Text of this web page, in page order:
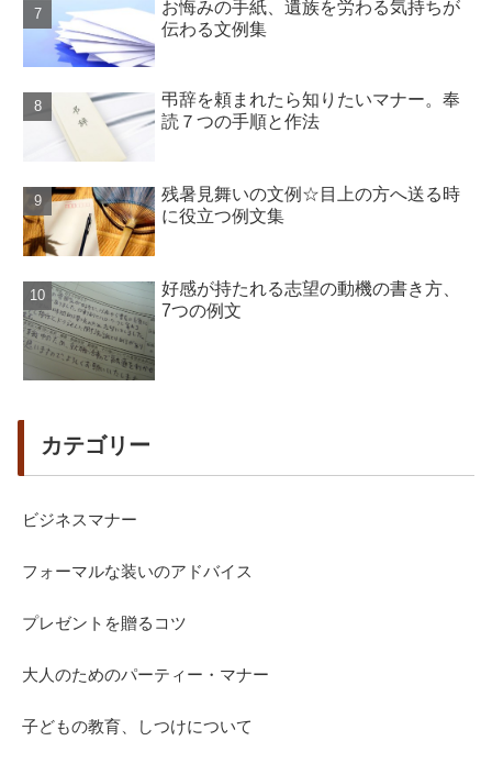
お悔みの手紙、遺族を労わる気持ちが
伝わる文例集
弔辞を頼まれたら知りたいマナー。奉
読７つの手順と作法
残暑見舞いの文例☆目上の方へ送る時
に役立つ例文集
好感が持たれる志望の動機の書き方、
7つの例文
カテゴリー
ビジネスマナー
フォーマルな装いのアドバイス
プレゼントを贈るコツ
大人のためのパーティー・マナー
子どもの教育、しつけについて